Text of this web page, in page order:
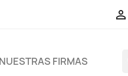

NUESTRAS FIRMAS